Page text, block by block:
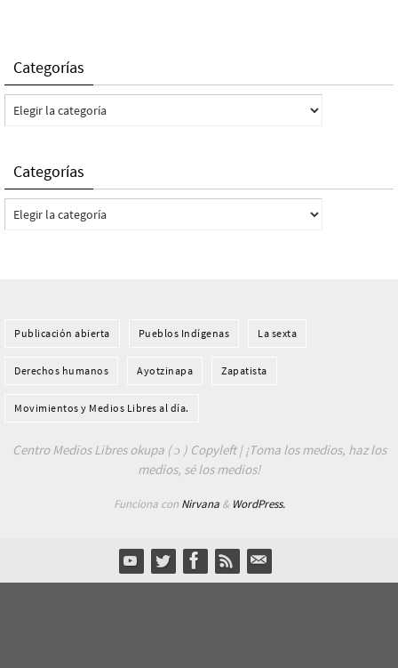
Categorías
Categorías
Categorías
Categorías
Publicación abierta Pueblos Indí­genas La sexta
Derechos humanos Ayotzinapa Zapatista
Movimientos y Medios Libres al día.
Centro Medios Libres okupa ( ɔ ) Copyleft | ¡Toma los medios, haz los
medios, sé los medios!
Funciona con Nirvana& WordPress.